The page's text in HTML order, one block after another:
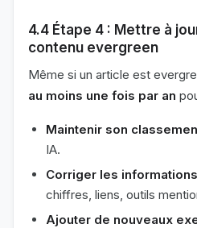
4.4 Étape 4 : Mettre à
contenu evergreen
Même si un article est
au moins une fois par an
Maintenir son
IA.
Corriger les
chiffres, liens, outils
Ajouter de nouveaux